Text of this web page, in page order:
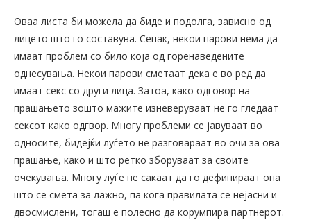
Оваа листа би можела да биде и подолга, зависно од
лицето што го составува. Сепак, некои парови нема да
имаат проблем со било која од горенаведените
однесувања. Некои парови сметаат дека е во ред да
имаат секс со други лица. Затоа, како одговор на
прашањето зошто мажите изневеруваат не го гледаат
сексот како одгвор. Многу проблеми се јавуваат во
односите, бидејќи луѓето не разговараат во очи за ова
прашање, како и што ретко зборуваат за своите
очекувања. Многу луѓе не сакаат да го дефинираат она
што се смета за лажно, па кога правилата се нејасни и
двосмислени, тогаш е полесно да корумпира партнерот.